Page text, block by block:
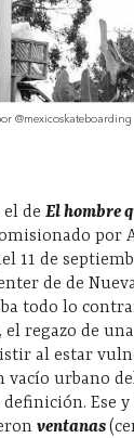
@mexicoskateboarding
de El hombre
por
11 de
de de
todo lo
regazo de
al estar
vacío urbano
Ese
ventanas